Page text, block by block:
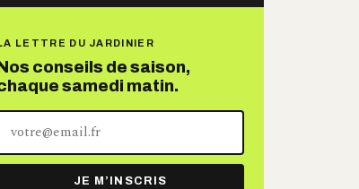
LETTRE DU JARDINIER
conseils de saison,
samedi matin.
JE M’INSCRIS